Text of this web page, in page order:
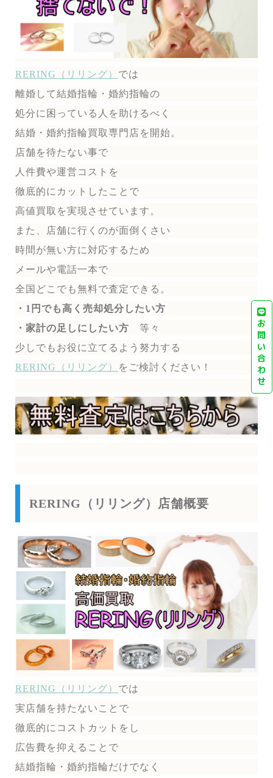
RERING（リリング） では
離婚して結婚指輪・婚約指輪の
処分に困っている人を助けるべく
結婚・婚約指輪買取専門店を開始。
店舗を待たない事で
人件費や運営コストを
徹底的にカットしたことで
高値買取を実現させています。
また、店舗に行くのが面倒くさい
時間が無い方に対応するため
メールや電話一本で
全国どこでも無料で査定できる。
・1円でも高く売却処分したい方
・家計の足しにしたい方 等々
少しでもお役に立てるよう努力する
RERING（リリング）
を ご検討ください！
RERING（リリング）店舗概要
RERING（リリング） では
実店舗を持たないことで
徹底的にコストカットをし
広告費を抑えることで
結婚指輪・婚約指輪だけでなく
お
問
い
合
わ
せ